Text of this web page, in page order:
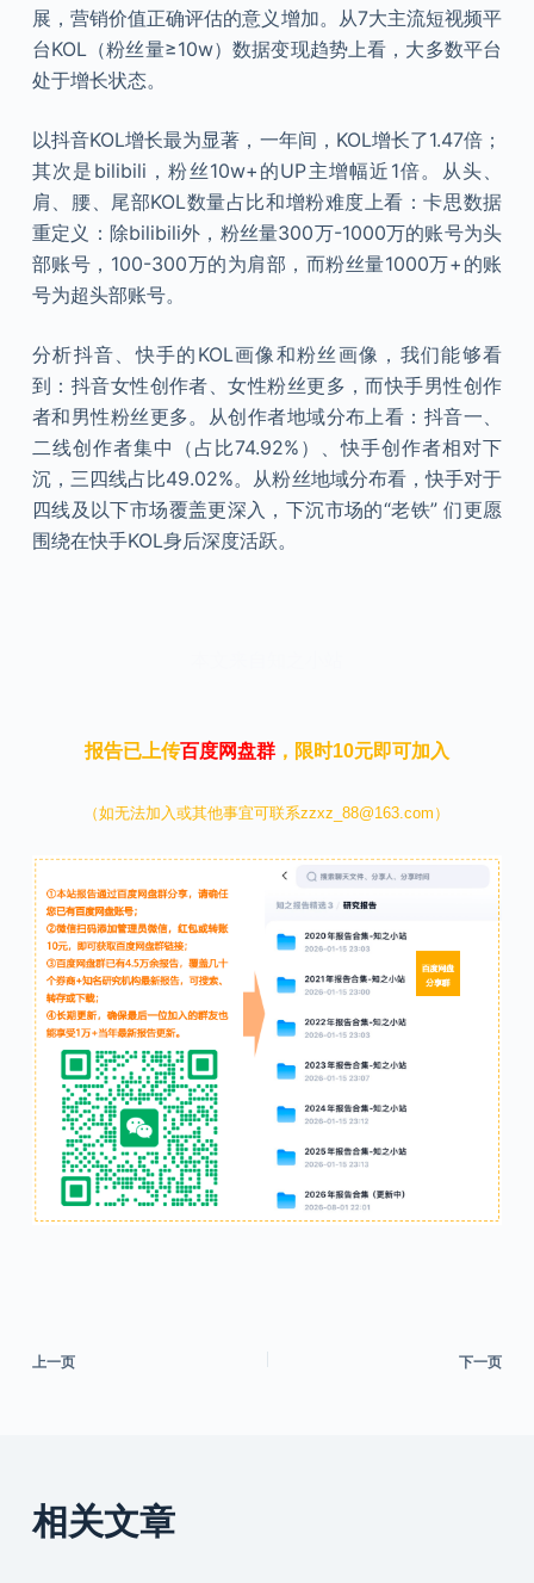
展，营销价值正确评估的意义增加。从7大主流短视频平
台KOL（粉丝量≥10w）数据变现趋势上看，大多数平台
处于增长状态。
以抖音KOL增长最为显著，一年间，KOL增长了1.47倍；
其次是bilibili，粉丝10w+的UP主增幅近1倍。从头、
肩、腰、尾部KOL数量占比和增粉难度上看：卡思数据
重定义：除bilibili外，粉丝量300万-1000万的账号为头
部账号，100-300万的为肩部，而粉丝量1000万+的账
号为超头部账号。
分析抖音、快手的KOL画像和粉丝画像，我们能够看
到：抖音女性创作者、女性粉丝更多，而快手男性创作
者和男性粉丝更多。从创作者地域分布上看：抖音一、
二线创作者集中（占比74.92%）、快手创作者相对下
沉，三四线占比49.02%。从粉丝地域分布看，快手对于
四线及以下市场覆盖更深入，下沉市场的“老铁” 们更愿
围绕在快手KOL身后深度活跃。
报告已上传百度网盘群，限时10元即可加入
（如无法加入或其他事宜可联系zzxz_88@163.com）
上一页 下一页
相关文章